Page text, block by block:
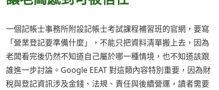
一個記帳士事務所附設記帳士考試課程補習班的官網，要寫
「營業登記要準備什麼」，不能只把資料清單搬上去，因為
老闆看完後仍然不知道自己屬於哪一種情境，也不知道該跟
誰進一步討論。Google EEAT 對這類內容特別重要，因為財
稅與登記資訊涉及金錢、法規、責任與後續營運，讀者需要